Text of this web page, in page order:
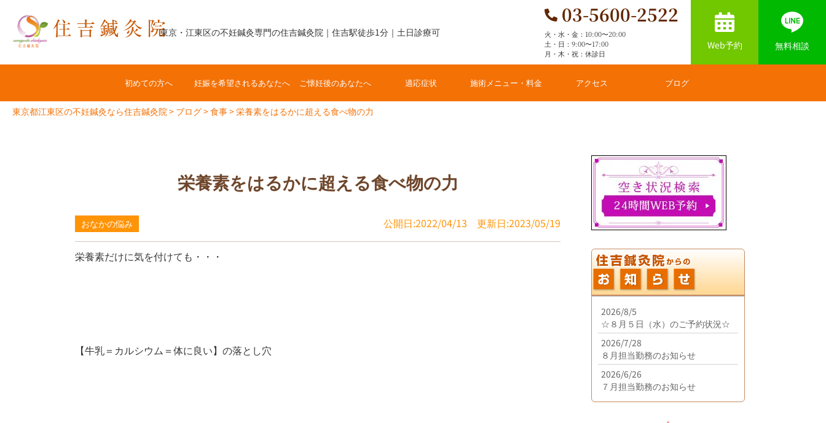
東京・江東区の不妊鍼灸専門の住吉鍼灸院｜住吉駅徒歩1分｜土日診療可
03-5600-2522
火・水・金：10:00〜20:00
土・日：9:00〜17:00
月・木・祝：休診日
Web予約 無料相談
初めての方へ 妊娠を希望されるあなたへ ご懐妊後のあなたへ 適応症状 施術メニュー・料金 アクセス ブログ
東京都江東区の不妊鍼灸なら住吉鍼灸院> ブログ>食事>栄養素をはるかに超える食べ物の力
栄養素をはるかに超える食べ物の力
おなかの悩み 公開日:2022/04/13 更新日:2023/05/19
栄養素だけに気を付けても・・・
【牛乳＝カルシウム＝体に良い】の落とし穴
2026/8/5
☆８月５日（水）のご予約状況☆
2026/7/28
８月担当勤務のお知らせ
2026/6/26
７月担当勤務のお知らせ